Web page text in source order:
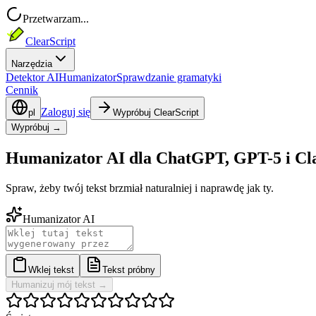
Przetwarzam...
ClearScript
Narzędzia
Detektor AIHumanizatorSprawdzanie gramatyki
Cennik
pl Zaloguj się
Wypróbuj ClearScript
Wypróbuj →
Humanizator AI dla ChatGPT, GPT-5 i
Spraw, żeby twój tekst brzmiał naturalniej i naprawdę jak ty.
Humanizator AI
Wklej tekst
Tekst próbny
Humanizuj mój tekst →